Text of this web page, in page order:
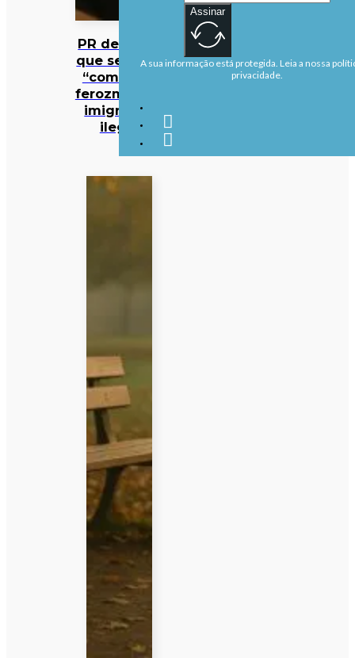
PR defende
que se deve
“combater
ferozmente”
imigração
ilegal
Assinar
A sua informação está protegida. Leia a nossa
privacidade.